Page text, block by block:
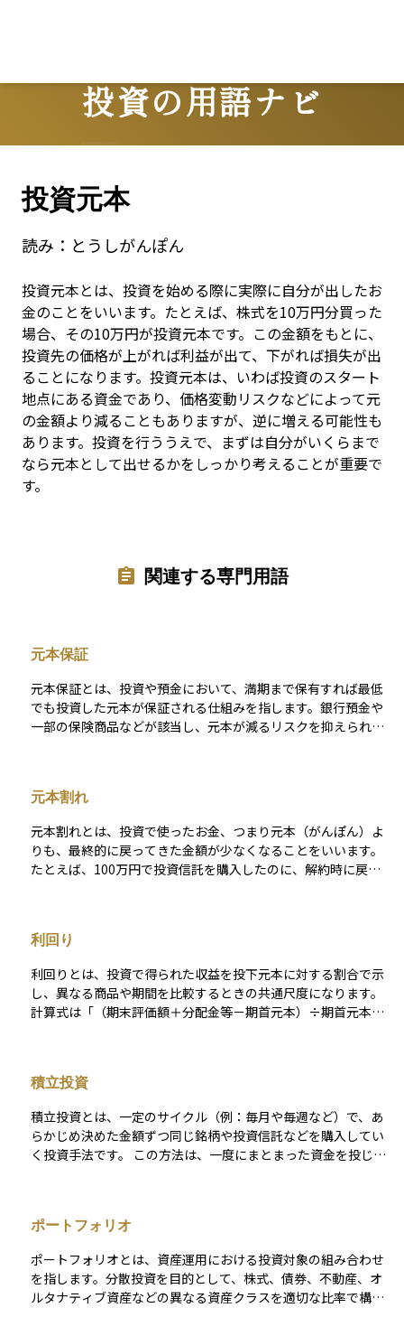
投資の用語ナビ
Terms
投資元本
読み： とうしがんぽん
投資元本とは、投資を始める際に実際に自分が出したお
金のことをいいます。たとえば、株式を10万円分買った
場合、その10万円が投資元本です。この金額をもとに、
投資先の価格が上がれば利益が出て、下がれば損失が出
ることになります。投資元本は、いわば投資のスタート
地点にある資金であり、価格変動リスクなどによって元
の金額より減ることもありますが、逆に増える可能性も
あります。投資を行ううえで、まずは自分がいくらまで
なら元本として出せるかをしっかり考えることが重要で
す。
関連する専門用語
元本保証
元本保証とは、投資や預金において、満期まで保有すれば最低
でも投資した元本が保証される仕組みを指します。銀行預金や
一部の保険商品などが該当し、元本が減るリスクを抑えられる
元本割れ
元本割れとは、投資で使ったお金、つまり元本（がんぽん）よ
りも、最終的に戻ってきた金額が少なくなることをいいます。
たとえば、100万円で投資信託を購入したのに、解約時に戻っ
配金が保証されているわけではないため、元本割れのリスクが
あります。「絶対に損をしたくない」と考える方にとっては、
このリスクを正しく理解することがとても重要です。金融商品
を選ぶときには、利回りだけでなく元本割れの可能性も十分に
考慮しましょう。
利回り
利回りとは、投資で得られた収益を投下元本に対する割合で示
し、異なる商品や期間を比較するときの共通尺度になります。
計算式は「（期末評価額＋分配金等－期首元本）÷期首元本」
けの利回り」を示す瞬間値で、直近の運用成績や市場の勢いを
把握するのに適しています。トータルリターンは「保有開始か
ら売却・償還までの累積リターン」を示し、長期投資の成果を
測る指標です。保有期間が異なる商品どうしを比べるときは、
トータルリターンを年平均成長率（CAGR）に換算して年率を
化した最終利回り（YTM）、株式なら株価に対する年間配当の
で割ったネット利回りと、対象資産ごとに計算対象は変わりま
す。 また、名目利回りだけでは購買力の変化や税・手数料の影
響を見落としやすいため、インフレ調整後や税控除後のネット
積立投資
積立投資とは、一定のサイクル（例：毎月や毎週など）で、あ
らかじめ決めた金額ずつ同じ銘柄や投資信託などを購入してい
く投資手法です。 この方法は、一度にまとまった資金を投じる
み）を抑えられると期待されています。 具体的には、「相場が
下がったときはより多くの口数や株数を買える」「相場が高い
ときは割高な投資を抑えられる」という形で、平均取得単価が
平準化される効果があります。この仕組みは英語で「ドルコス
ト平均法（Dollar Cost Averaging）」とも呼ばれ、特に長期運
ポートフォリオ
ポートフォリオとは、資産運用における投資対象の組み合わせ
を指します。分散投資を目的として、株式、債券、不動産、オ
ルタナティブ資産などの異なる資産クラスを適切な比率で構成